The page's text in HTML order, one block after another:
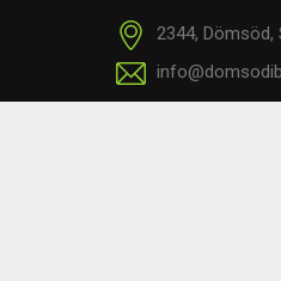
2344, Dömsöd,